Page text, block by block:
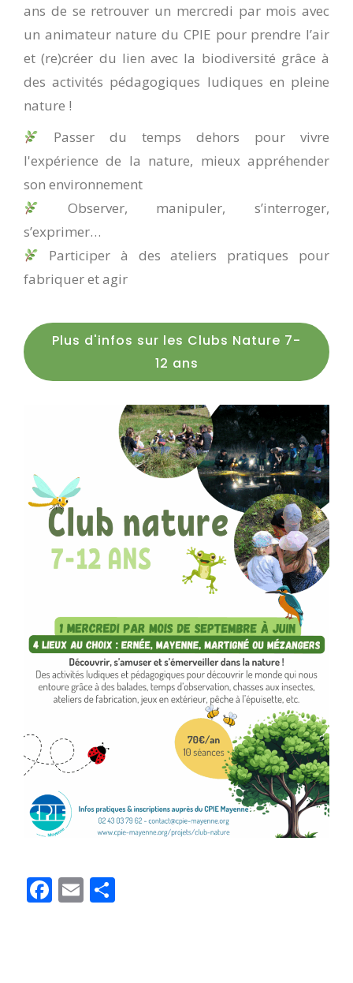
ans de se retrouver un mercredi par mois avec
un animateur nature du CPIE pour prendre l’air
et (re)créer du lien avec la biodiversité grâce à
des activités pédagogiques ludiques en pleine
nature !
Passer du temps dehors pour vivre
l'expérience de la nature, mieux appréhender
son environnement
Observer, manipuler, s’interroger,
s’exprimer…
Participer à des ateliers pratiques pour
fabriquer et agir
Plus d'infos sur les Clubs Nature 7-
12 ans
Facebook
Email